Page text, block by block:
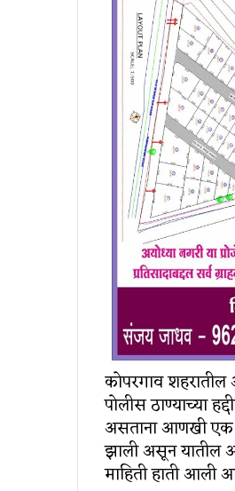
कोपरगाव
पोलीस ठाण्याच्या
असताना आणखी एक
झाली असून यातील
माहिती हाती आली